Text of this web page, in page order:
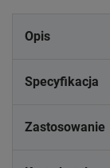
Opis
Specyfikacja
Zastosowanie